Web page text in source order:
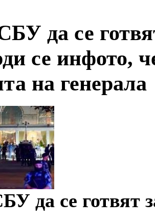
да се
се инфото,
на генерала
да се готвят